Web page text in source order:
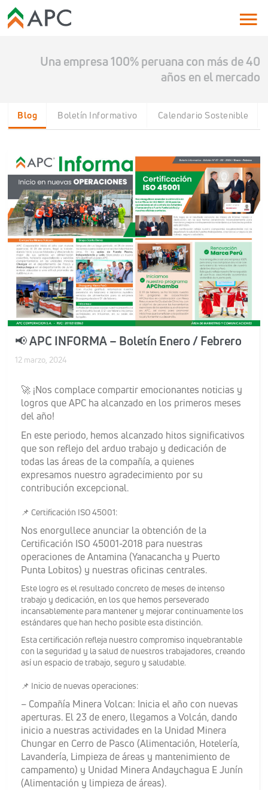
Una empresa 100% peruana con más de 40
años en el mercado
Blog Boletín Informativo Calendario Sostenible
📢 APC INFORMA – Boletín Enero / Febrero
12 marzo, 2024
🚀 ¡Nos complace compartir emocionantes noticias y
logros que APC ha alcanzado en los primeros meses
del año!
En este periodo, hemos alcanzado hitos significativos
que son reflejo del arduo trabajo y dedicación de
todas las áreas de la compañía, a quienes
expresamos nuestro agradecimiento por su
contribución excepcional.
📌 Certificación ISO 45001:
Nos enorgullece anunciar la obtención de la
Certificación ISO 45001-2018 para nuestras
operaciones de Antamina (Yanacancha y Puerto
Punta Lobitos) y nuestras oficinas centrales.
Este logro es el resultado concreto de meses de intenso
trabajo y dedicación, en los que hemos perseverado
incansablemente para mantener y mejorar continuamente los
estándares que han hecho posible esta distinción.
Esta certificación refleja nuestro compromiso inquebrantable
con la seguridad y la salud de nuestros trabajadores, creando
así un espacio de trabajo, seguro y saludable.
📌 Inicio de nuevas operaciones:
– Compañía Minera Volcan: Inicia el año con nuevas
aperturas. El 23 de enero, llegamos a Volcán, dando
inicio a nuestras actividades en la Unidad Minera
Chungar en Cerro de Pasco (Alimentación, Hotelería,
Lavandería, Limpieza de áreas y mantenimiento de
campamento) y Unidad Minera Andaychagua E Junín
(Alimentación y limpieza de áreas).